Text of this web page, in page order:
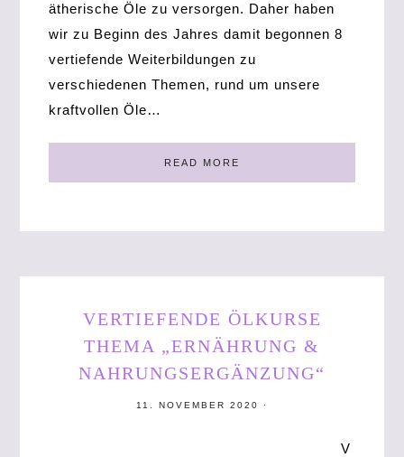
ätherische Öle zu versorgen. Daher haben
wir zu Beginn des Jahres damit begonnen 8
vertiefende Weiterbildungen zu
verschiedenen Themen, rund um unsere
kraftvollen Öle…
READ MORE
VERTIEFENDE ÖLKURSE
THEMA „ERNÄHRUNG &
NAHRUNGSERGÄNZUNG“
11. NOVEMBER 2020 ·
V